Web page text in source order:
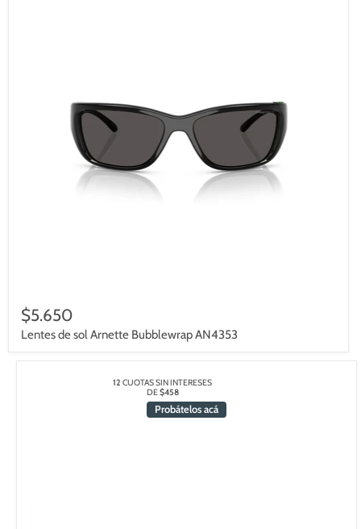
$5.650
Lentes de sol Arnette Bubblewrap AN4353
12 CUOTAS SIN INTERESES
DE$458
Probátelos acá